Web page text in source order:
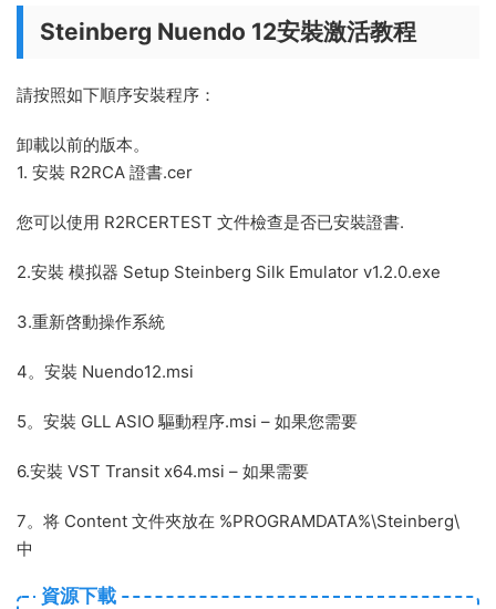
Steinberg Nuendo 12安裝激活教程
請按照如下順序安裝程序：
卸載以前的版本。
1. 安裝 R2RCA 證書.cer
您可以使用 R2RCERTEST 文件檢查是否已安裝證書.
2.安裝 模拟器 Setup Steinberg Silk Emulator v1.2.0.exe
3.重新啓動操作系統
4。安裝 Nuendo12.msi
5。安裝 GLL ASIO 驅動程序.msi – 如果您需要
6.安裝 VST Transit x64.msi – 如果需要
7。将 Content 文件夾放在 %PROGRAMDATA%\Steinberg\
中
資源下載